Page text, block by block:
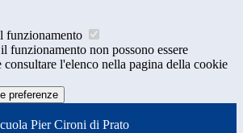
funzionamento
funzionamento non possono essere
l'elenco nella pagina della cookie
preferenze
Pier Cironi di Prato